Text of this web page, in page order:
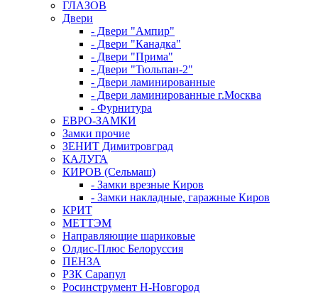
ГЛАЗОВ
Двери
- Двери "Ампир"
- Двери "Канадка"
- Двери "Прима"
- Двери "Тюльпан-2"
- Двери ламинированные
- Двери ламинированные г.Москва
- Фурнитура
ЕВРО-ЗАМКИ
Замки прочие
ЗЕНИТ Димитровград
КАЛУГА
КИРОВ (Сельмаш)
- Замки врезные Киров
- Замки накладные, гаражные Киров
КРИТ
МЕТТЭМ
Направляющие шариковые
Олдис-Плюс Белоруссия
ПЕНЗА
РЗК Сарапул
Росинструмент Н-Новгород